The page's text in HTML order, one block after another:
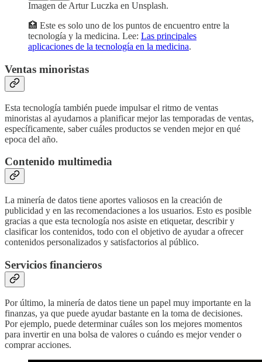
Imagen de Artur Luczka en Unsplash.
🏥 Este es solo uno de los puntos de encuentro entre la
tecnología y la medicina. Lee: Las principales
aplicaciones de la tecnología en la medicina.
Ventas minoristas
Esta tecnología también puede impulsar el ritmo de ventas
minoristas al ayudarnos a planificar mejor las temporadas de ventas,
específicamente, saber cuáles productos se venden mejor en qué
epoca del año.
Contenido multimedia
La minería de datos tiene aportes valiosos en la creación de
publicidad y en las recomendaciones a los usuarios. Esto es posible
gracias a que esta tecnología nos asiste en etiquetar, describir y
clasificar los contenidos, todo con el objetivo de ayudar a ofrecer
contenidos personalizados y satisfactorios al público.
Servicios financieros
Por último, la minería de datos tiene un papel muy importante en la
finanzas, ya que puede ayudar bastante en la toma de decisiones.
Por ejemplo, puede determinar cuáles son los mejores momentos
para invertir en una bolsa de valores o cuándo es mejor vender o
comprar acciones.